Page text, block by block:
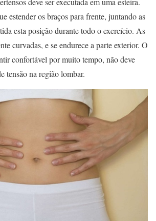
estender os braços para frente, juntando as
esta posição durante todo o exercício. As
curvadas, e se endurece a parte exterior. O
confortável por muito tempo, não deve
tensão na região lombar.